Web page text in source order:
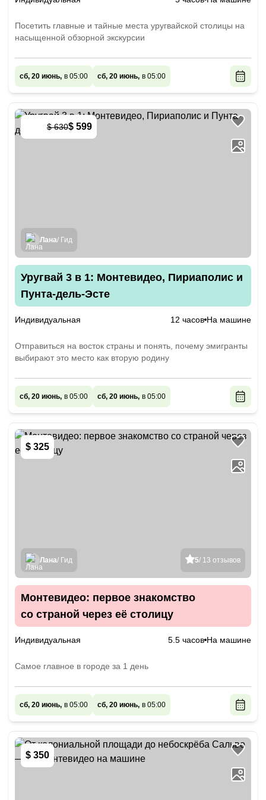
Посетить главные и тайные места уругвайской столицы на
насыщенной обзорной экскурсии
сб, 20 июнь, в 05:00 сб, 20 июнь, в 05:00
$ 630$ 599
Лана/ Гид
Уругвай 3 в 1: Монтевидео, Пириаполис и
Пунта-дель-Эсте
Индивидуальная 12 часов На машине
Отправиться на восток страны и понять, почему эмигранты
выбирают это место как вторую родину
сб, 20 июнь, в 05:00 сб, 20 июнь, в 05:00
$ 325
5/ 13 отзывов
Лана/ Гид
Монтевидео: первое знакомство
со страной через её столицу
Индивидуальная 5.5 часов На машине
Самое главное в городе за 1 день
сб, 20 июнь, в 05:00 сб, 20 июнь, в 05:00
$ 350